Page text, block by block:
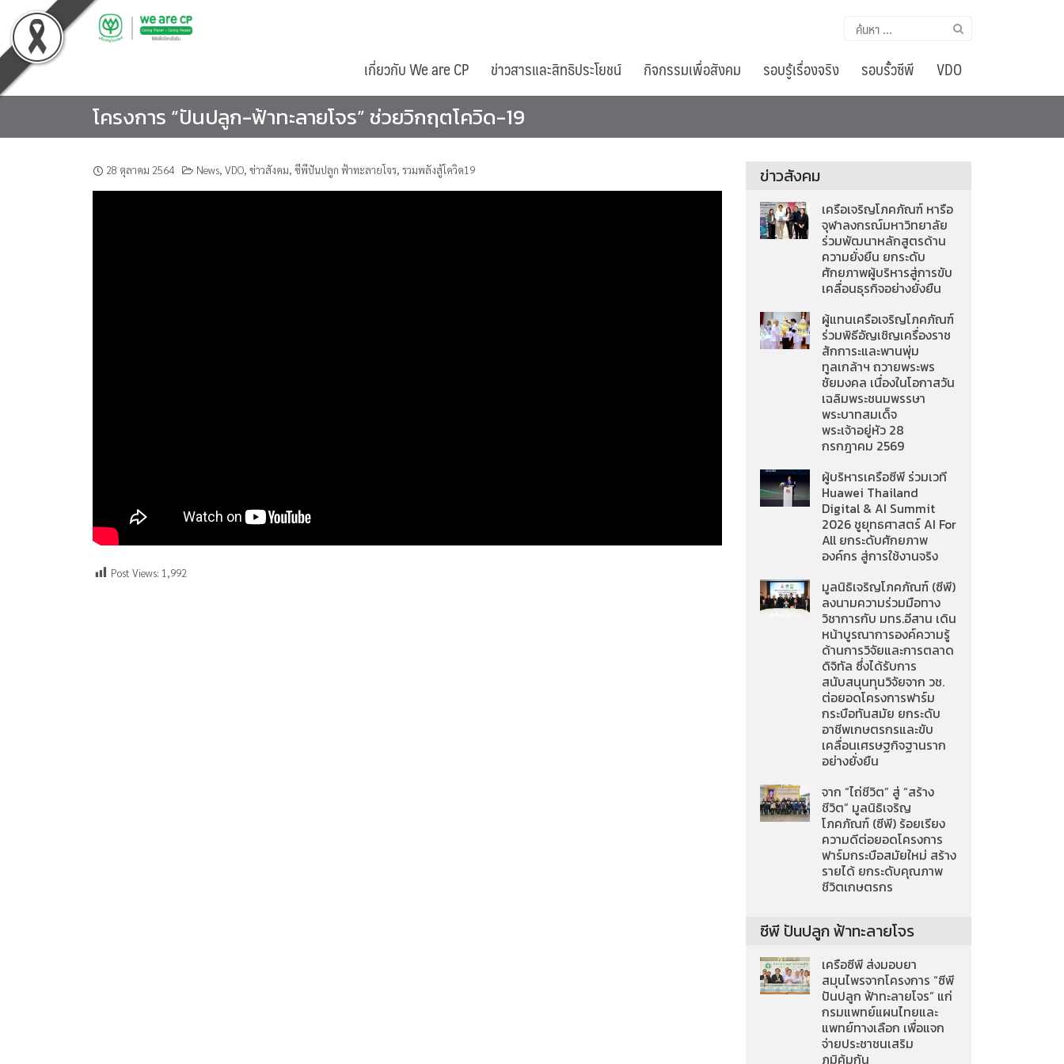
to
content
ค้นหา
เกี่ยวกับ We are CP ข่าวสารและสิทธิประโยชน์ กิจกรรมเพื่อสังคม รอบรู้เรื่องจริง รอบรั้วซีพี VDO
โครงการ “ปันปลูก-ฟ้าทะลายโจร” ช่วยวิกฤตโควิด-19
28 ตุลาคม 2564 News, VDO, ข่าวสังคม, ซีพีปันปลูก ฟ้าทะลายโจร, รวมพลังสู้โควิด19
Post Views: 1,992
ข่าวสังคม
เครือเจริญโภคภัณฑ์ หารือ
จุฬาลงกรณ์มหาวิทยาลัย
ร่วมพัฒนาหลักสูตรด้าน
ความยั่งยืน ยกระดับ
ศักยภาพผู้บริหารสู่การขับ
เคลื่อนธุรกิจอย่างยั่งยืน
ผู้แทนเครือเจริญโภคภัณฑ์
ร่วมพิธีอัญเชิญเครื่องราช
สักการะและพานพุ่ม
ทูลเกล้าฯ ถวายพระพร
ชัยมงคล เนื่องในโอกาสวัน
เฉลิมพระชนมพรรษา
พระบาทสมเด็จ
พระเจ้าอยู่หัว 28
กรกฎาคม 2569
ผู้บริหารเครือซีพี ร่วมเวที
Huawei Thailand
Digital & AI Summit
2026 ชูยุทธศาสตร์ AI For
All ยกระดับศักยภาพ
องค์กร สู่การใช้งานจริง
มูลนิธิเจริญโภคภัณฑ์ (ซีพี)
ลงนามความร่วมมือทาง
วิชาการกับ มทร.อีสาน เดิน
หน้าบูรณาการองค์ความรู้
ด้านการวิจัยและการตลาด
ดิจิทัล ซึ่งได้รับการ
สนับสนุนทุนวิจัยจาก วช.
ต่อยอดโครงการฟาร์ม
กระบือทันสมัย ยกระดับ
อาชีพเกษตรกรและขับ
เคลื่อนเศรษฐกิจฐานราก
อย่างยั่งยืน
จาก “ไถ่ชีวิต” สู่ “สร้าง
ชีวิต” มูลนิธิเจริญ
โภคภัณฑ์ (ซีพี) ร้อยเรียง
ความดีต่อยอดโครงการ
ฟาร์มกระบือสมัยใหม่ สร้าง
รายได้ ยกระดับคุณภาพ
ชีวิตเกษตรกร
ซีพี ปันปลูก ฟ้าทะลายโจร
เครือซีพี ส่งมอบยา
สมุนไพรจากโครงการ “ซีพี
ปันปลูก ฟ้าทะลายโจร” แก่
กรมแพทย์แผนไทยและ
แพทย์ทางเลือก เพื่อแจก
จ่ายประชาชนเสริม
ภูมิคุ้มกัน